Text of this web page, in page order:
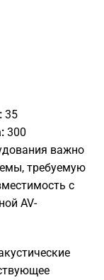
35
300
важно
требуемую
с
AV-